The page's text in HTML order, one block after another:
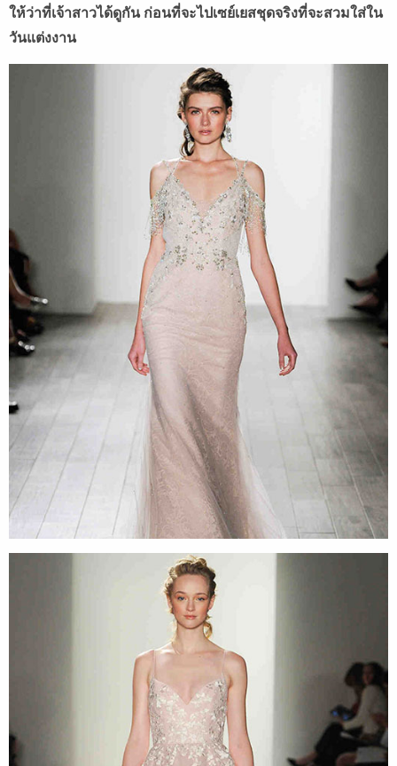
ให้ว่าที่เจ้าสาวได้ดูกัน ก่อนที่จะไปเซย์เยสชุดจริงที่จะสวมใส่ใน
วันแต่งงาน